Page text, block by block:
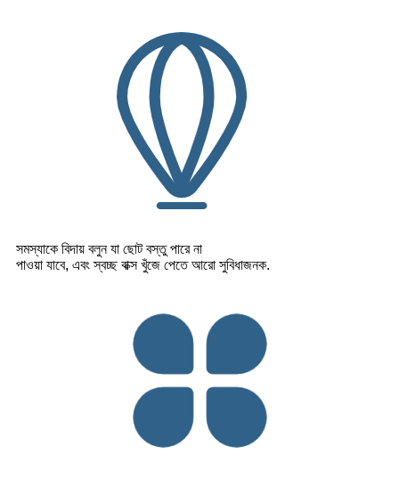
সমস্যাকে বিদায় বলুন যা ছোট বস্তু পারে না
পাওয়া যাবে, এবং স্বচ্ছ বাক্স খুঁজে পেতে আরো সুবিধাজনক.